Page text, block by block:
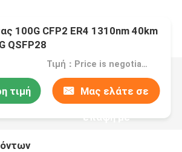
100G CFP2 ER4 1310nm 40km
QSFP28
Τιμή：Price is negotiable
τιμή Μας ελάτε σε
επαφή με